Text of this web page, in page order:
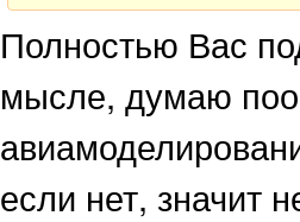
Полностью Вас
мысле, думаю
если нет, значит